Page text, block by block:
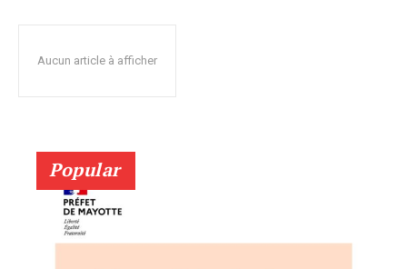
Aucun article à afficher
Popular